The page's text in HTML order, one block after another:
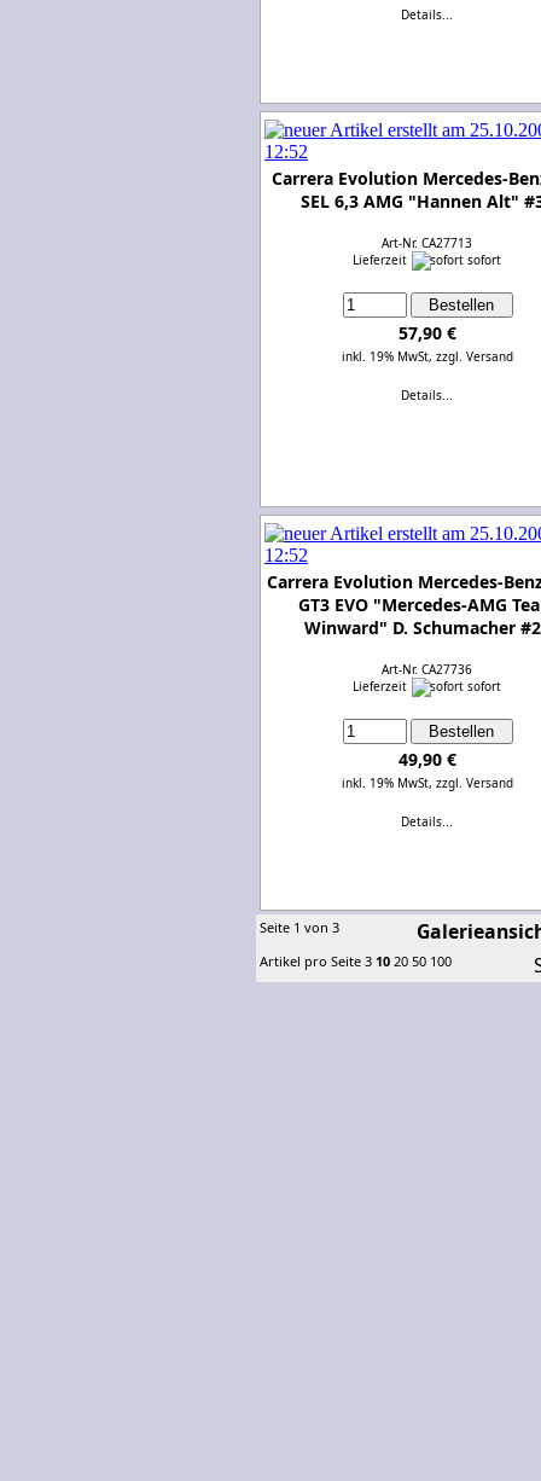
Details...
Carrera Evolution Mercedes-
SEL 6,3 AMG "Hannen Alt"
Art-Nr. CA27713
Lieferzeit
sofort
57,90 €
inkl. 19% MwSt, zzgl. Versand
Details...
Carrera Evolution Mercedes-
GT3 EVO "Mercedes-AMG
Winward" D. Schumacher
Art-Nr. CA27736
Lieferzeit
sofort
49,90 €
inkl. 19% MwSt, zzgl. Versand
Details...
Seite 1 von 3
Artikel pro Seite 3 10 20 50 100